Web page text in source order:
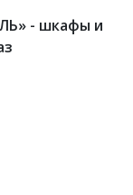
- шкафы и